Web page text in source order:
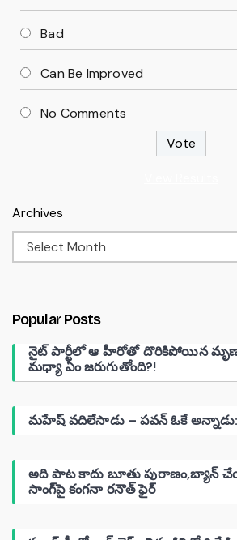
Bad
Can Be Improved
No Comments
Archives
Popular Posts
నైట్ పార్టీలో ఆ హీరోతో దొరికిపోయిన
మధ్యా ఏం జరుగుతోంది?!
మహేష్ వదిలేసాడు – పవన్ ఓకే అన్నాడు:
అది పాట కాదు బూతు పురాణం,బ్యాన్
సాంగ్‌పై కంగనా రనౌత్ ఫైర్